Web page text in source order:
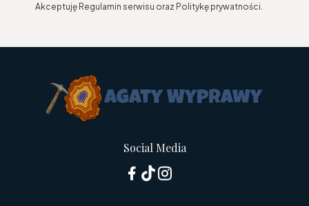
Akceptuję Regulamin serwisu oraz Politykę prywatności.
Social Media